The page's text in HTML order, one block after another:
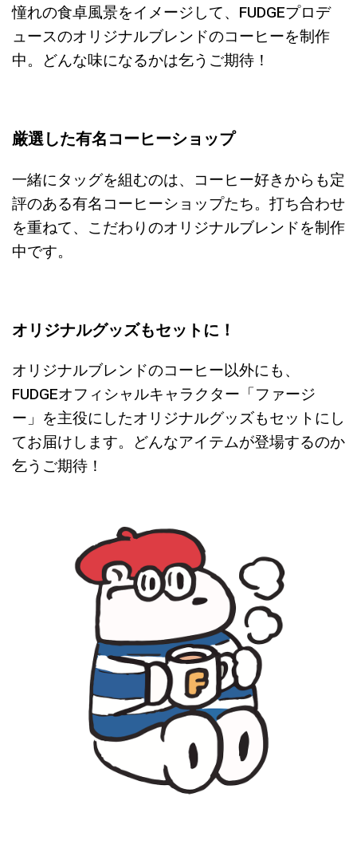
憧れの食卓風景をイメージして、FUDGEプロデ
ュースのオリジナルブレンドのコーヒーを制作
中。どんな味になるかは乞うご期待！
厳選した有名コーヒーショップ
一緒にタッグを組むのは、コーヒー好きからも定
評のある有名コーヒーショップたち。打ち合わせ
を重ねて、こだわりのオリジナルブレンドを制作
中です。
オリジナルグッズもセットに！
オリジナルブレンドのコーヒー以外にも、
FUDGEオフィシャルキャラクター「ファージ
ー」を主役にしたオリジナルグッズもセットにし
てお届けします。どんなアイテムが登場するのか
乞うご期待！